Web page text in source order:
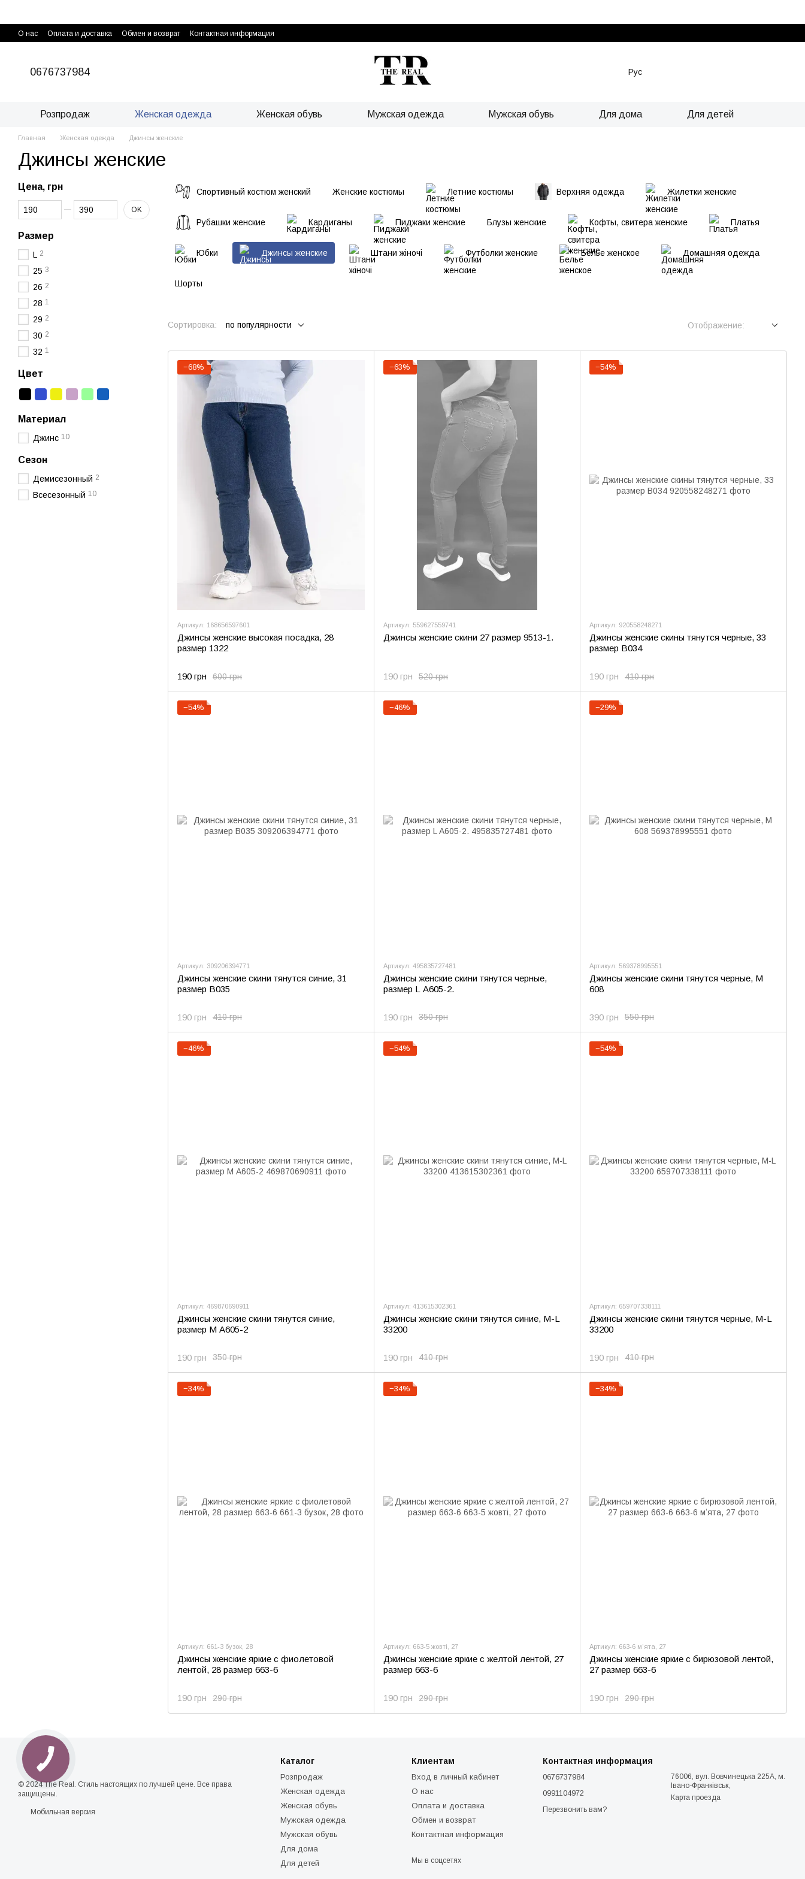
О нас Оплата и доставка Обмен и возврат Контактная информация
0676737984 Рус
Розпродаж Женская одежда Женская обувь Мужская одежда Мужская обувь Для дома Для детей
Главная Женская одежда Джинсы женские
Джинсы женские
Спортивный костюм женский Женские костюмы Летние костюмы Верхняя одежда Жилетки женские
Рубашки женские Кардиганы Пиджаки женские Блузы женские Кофты, свитера женские Платья
Юбки Джинсы женские Штани жіночі Футболки женские Белье женское Домашняя одежда
Шорты
Сортировка: по популярности Отображение:
−68%
Артикул: 168656597601
Джинсы женские высокая посадка, 28
размер 1322
600 грн
190 грн
−63%
Артикул: 559627559741
Джинсы женские скини 27 размер 9513-1.
520 грн
190 грн
−54%
Артикул: 920558248271
Джинсы женские скины тянутся черные, 33
размер В034
410 грн
190 грн
−54%
Артикул: 309206394771
Джинсы женские скини тянутся синие, 31
размер В035
410 грн
190 грн
−46%
Артикул: 495835727481
Джинсы женские скини тянутся черные,
размер L А605-2.
350 грн
190 грн
−29%
Артикул: 569378995551
Джинсы женские скини тянутся черные, M
608
550 грн
390 грн
−46%
Артикул: 469870690911
Джинсы женские скини тянутся синие,
размер M А605-2
350 грн
190 грн
−54%
Артикул: 413615302361
Джинсы женские скини тянутся синие, M-L
33200
410 грн
190 грн
−54%
Артикул: 659707338111
Джинсы женские скини тянутся черные, M-L
33200
410 грн
190 грн
−34%
Артикул: 661-3 бузок, 28
Джинсы женские яркие с фиолетовой
лентой, 28 размер 663-6
290 грн
190 грн
−34%
Артикул: 663-5 жовті, 27
Джинсы женские яркие с желтой лентой, 27
размер 663-6
290 грн
190 грн
−34%
Артикул: 663-6 мʼята, 27
Джинсы женские яркие с бирюзовой лентой,
27 размер 663-6
290 грн
190 грн
Цена, грн
От Цена, грн
До Цена, грн OK
Размер
L 2
25 3
26 2
28 1
29 2
30 2
32 1
Цвет
Материал
Джинс 10
Сезон
Демисезонный 2
Всесезонный 10
© 2024 The Real. Стиль настоящих по лучшей цене. Все права
защищены.
Мобильная версия
Каталог
Розпродаж
Женская одежда
Женская обувь
Мужская одежда
Мужская обувь
Для дома
Для детей
Клиентам
Вход в личный кабинет
О нас
Оплата и доставка
Обмен и возврат
Контактная информация
Мы в соцсетях
Контактная информация
0676737984
0991104972
Перезвонить вам?
76006, вул. Вовчинецька 225А, м.
Івано-Франківськ,
Карта проезда